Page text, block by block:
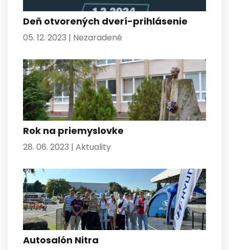
Deň otvorených dverí-prihlásenie
05. 12. 2023 | Nezaradené
Rok na priemyslovke
28. 06. 2023 | Aktuality
Autosalón Nitra